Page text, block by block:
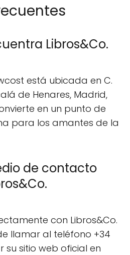
Libros&Co.
está ubicada en C.
de Henares, Madrid,
en un punto de
para los amantes de la
de contacto
con Libros&Co.
llamar al teléfono +34
su sitio web oficial en